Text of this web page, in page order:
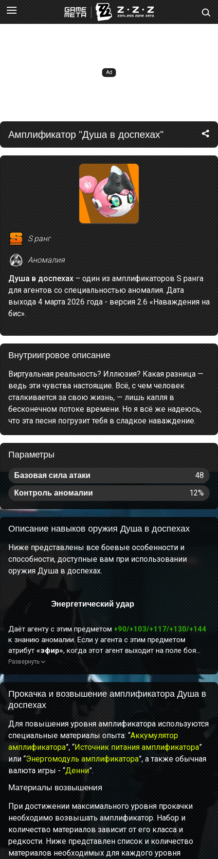
Амплификатор "Душа в доспехах"
S ранг
Аномалия
Душа в доспехах – один из амплификаторов S ранга
для агентов со специальностью аномалия. Дата
выхода 4 марта 2026 года - версия 2.6 «Наваждения на
бис».
Внутриигровое описание
Виртуальная реальность? Иллюзия? Какая разница —
ведь эти чувства настоящие. Всё, с чем человек
сталкивается за свою жизнь, — лишь капля в
бесконечном потоке времени. Но я всё же надеюсь,
что эта песня погрузит тебя в сладкое наваждение.
Параметры
Базовая сила атаки 48
Контроль аномалии 12%
Описание навыков оружия Душа в доспехах
Ниже представлены все боевые особенности и
способности, доступные вам при использовании
оружия Душа в доспехах.
Энергетический удар
Даёт агенту с этим предметом +90/+103/+117/+130/+144
к знанию аномалии. Если у агента с этим предметом
атрибут «эфир», когда этот агент выходит на поле боя
либо использует
особую атаку
, он получает усиление:
урону, наносимому врагам с аномалией атрибута, и
+10/+11,5/+13/+14,5/+16%к урону от вызываемого Хаоса
и аномалий атрибута. Эффект длится 15 сек. Повторные
запуски обновляют время действия. При уходе с поля боя
эффект пропадает.
Развернуть
Прокачка и возвышение амплификатора Душа в
доспехах
Для повышения уровня амплификатора используются
специальные материалы опыта: “Аккумулятор
амплификатора”, “Источник питания амплификатора”
или “Энергомодуль амплификатора”, а также обычная
валюта игры - “Денни”.
Материалы возвышения
При достижении максимального уровня прокачки
необходимо возвышать амплификатор. Набор и
количество материалов зависит от его класса и
редкости. Ниже представлен список и количество
материалов необходимых для каждого уровня